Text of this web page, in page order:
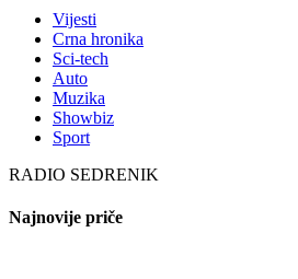
Vijesti
Crna hronika
Sci-tech
Auto
Muzika
Showbiz
Sport
RADIO SEDRENIK
Najnovije priče